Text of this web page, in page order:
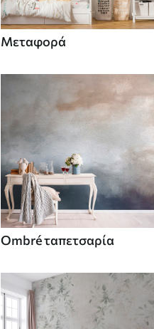
Μεταφορά
Ombré ταπετσαρία